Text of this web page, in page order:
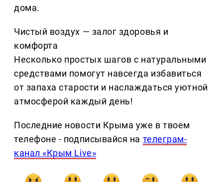
дома.
Чистый воздух — залог здоровья и
комфорта
Несколько простых шагов с натуральными
средствами помогут навсегда избавиться
от запаха старости и наслаждаться уютной
атмосферой каждый день!
Последние новости Крыма уже в твоем
телефоне - подписывайся на телеграм-
канал «Крым Live»